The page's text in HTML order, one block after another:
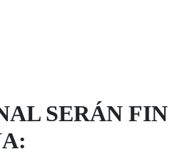
SERÁN FIN